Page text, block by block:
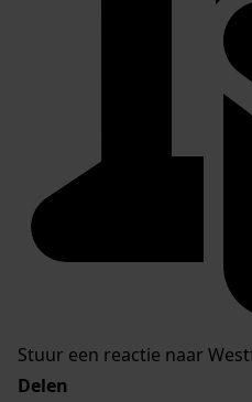
Stuur een reactie naar
Delen